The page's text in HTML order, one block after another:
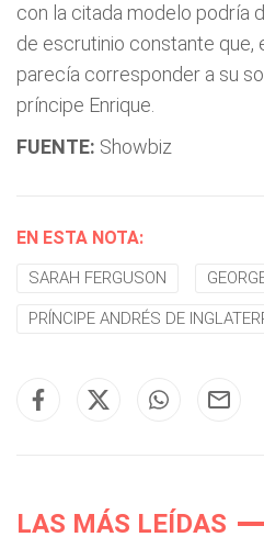
con la citada modelo podría
de escrutinio constante que,
parecía corresponder a su
príncipe Enrique.
FUENTE: Showbiz
EN ESTA NOTA:
SARAH FERGUSON
PRÍNCIPE ANDRÉS DE
LAS MÁS LEÍDAS